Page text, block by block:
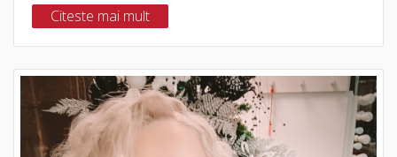
Citeste mai mult